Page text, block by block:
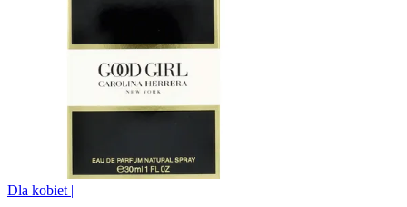
Dla kobiet |